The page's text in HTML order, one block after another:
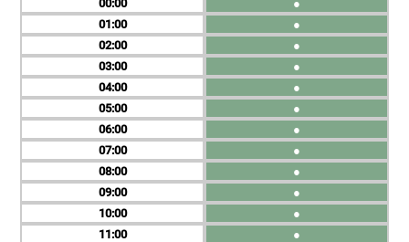
00
01
02
03
04
05
06
07
08
09
10
11
●
●
●
●
●
●
●
●
●
●
●
●